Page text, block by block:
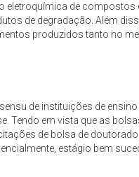
eletroquímica de compostos
de degradação. Além
produzidos tanto no
de instituições de
Tendo em vista que as
de bolsa de
estágio bem